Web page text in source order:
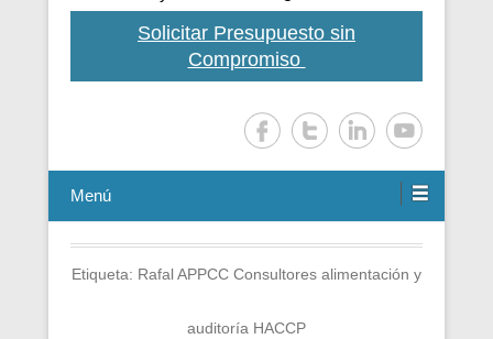
Solicitar Presupuesto sin
Compromiso
Menú
Etiqueta: Rafal APPCC Consultores alimentación y
auditoría HACCP